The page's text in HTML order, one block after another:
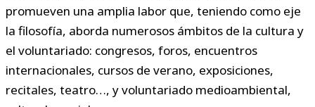
promueven una amplia labor que, teniendo como eje
la filosofía, aborda numerosos ámbitos de la cultura y
el voluntariado: congresos, foros, encuentros
internacionales, cursos de verano, exposiciones,
recitales, teatro…, y voluntariado medioambiental,